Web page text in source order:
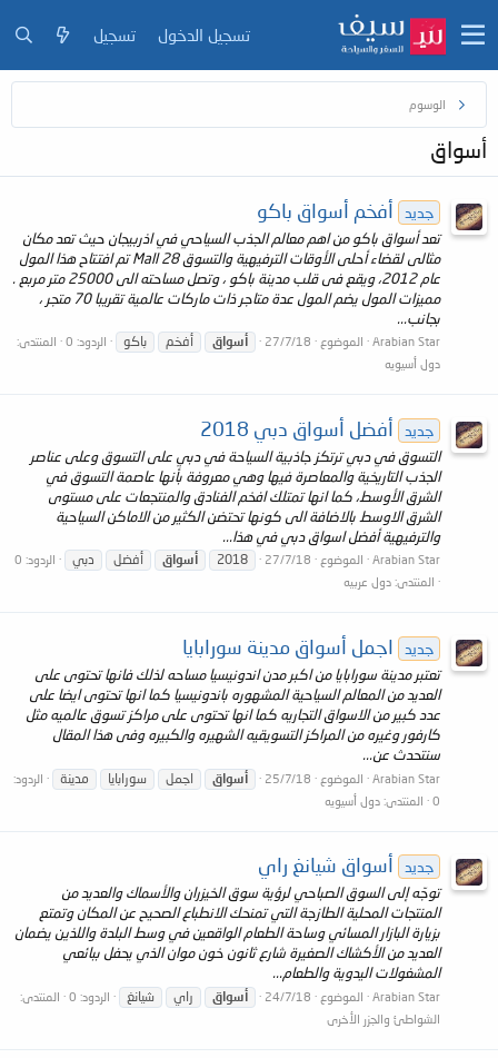
تسجيل الدخول تسجيل
الوسوم
أسواق
جديد أفخم أسواق باكو
تعد أسواق باكو من اهم معالم الجذب السياحي في اذربيجان حيث تعد مكان
مثالى لقضاء أحلى الأوقات الترفيهية والتسوق Mall 28 تم افتتاح هذا المول
عام 2012، ويقع فى قلب مدينة باكو ، وتصل مساحته الى 25000 متر مربع .
مميزات المول يضم المول عدة متاجر ذات ماركات عالمية تقريبا 70 متجر ،
بجانب...
Arabian Star الموضوع 27/7/18 أسواق أفخم باكو الردود: 0
المنتدى:
دول أسيويه
جديد أفضل أسواق دبي 2018
التسوق في دبي ترتكز جاذبية السياحة في دبي على التسوق وعلى عناصر
الجذب التاريخية والمعاصرة فيها وهي معروفة بأنها عاصمة التسوق في
الشرق الأوسط، كما انها تمتلك افخم الفنادق والمنتجعات على مستوى
الشرق الاوسط بالاضافة الى كونها تحتضن الكثير من الاماكن السياحية
والترفيهية أفضل اسواق دبي في هذا...
Arabian Star الموضوع 27/7/18
2018 أسواق أفضل دبي
الردود: 0
المنتدى: دول عربيه
جديد اجمل أسواق مدينة سورابايا
تعتبر مدينة سورابايا من اكبر مدن اندونيسيا مساحه لذلك فانها تحتوى على
العديد من المعالم السياحية المشهوره باندونيسيا كما انها تحتوى ايضا على
عدد كبير من الاسواق التجاريه كما انها تحتوى على مراكز تسوق عالميه مثل
كارفور وغيره من المراكز التسويقيه الشهيره والكبيره وفى هذا المقال
سنتحدث عن...
Arabian Star الموضوع 25/7/18 أسواق اجمل سورابايا مدينة
الردود:
0
المنتدى: دول أسيويه
جديد أسواق شيانغ راي
توجّه إلى السوق الصباحي لرؤية سوق الخيزران والأسماك والعديد من
المنتجات المحلية الطازجة التي تمنحك الانطباع الصحيح عن المكان وتمتع
بزيارة البازار المسائي وساحة الطعام الواقعين في وسط البلدة واللذين يضمان
العديد من الأكشاك الصغيرة شارع ثانون خون موان الذي يحفل ببائعي
المشغولات اليدوية والطعام...
Arabian Star الموضوع 24/7/18 أسواق راي شيانغ الردود: 0
المنتدى:
الشواطئ والجزر الأخرى